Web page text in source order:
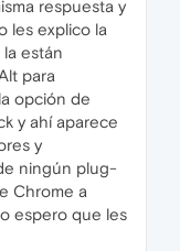
respuesta y
les explico la
están
para
opción de
y ahí aparece
y
ningún plug-
Chrome a
espero que les